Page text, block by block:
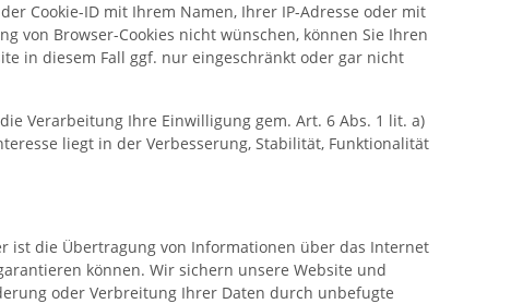
Cookie-ID mit Ihrem Namen, Ihrer IP-Adresse oder mit
von Browser-Cookies nicht wünschen, können Sie Ihren
in diesem Fall ggf. nur eingeschränkt oder gar nicht
Verarbeitung Ihre Einwilligung gem. Art. 6 Abs. 1 lit. a)
liegt in der Verbesserung, Stabilität, Funktionalität
ist die Übertragung von Informationen über das Internet
können. Wir sichern unsere Website und
oder Verbreitung Ihrer Daten durch unbefugte